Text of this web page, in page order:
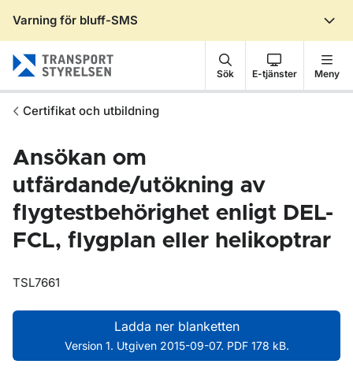
Varning för bluff-SMS
Sök E-tjänster Meny
Certifikat och utbildning
Ansökan om
utfärdande/utökning av
flygtestbehörighet enligt DEL-
FCL, flygplan eller helikoptrar
TSL7661
Ladda ner blanketten
Version 1. Utgiven 2015-09-07. PDF 178 kB.